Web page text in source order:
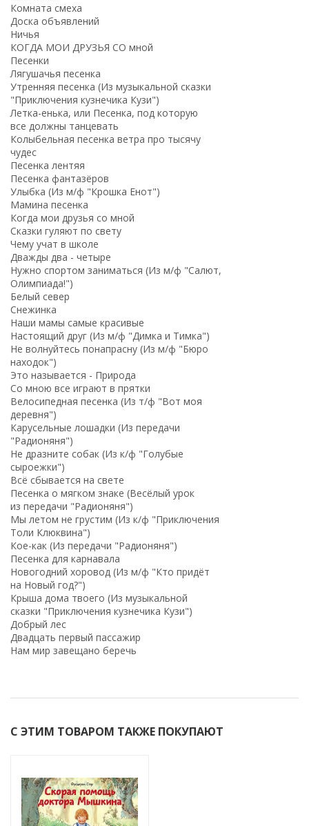
Комната смеха
Доска объявлений
Ничья
КОГДА МОИ ДРУЗЬЯ СО мной
Песенки
Лягушачья песенка
Утренняя песенка (Из музыкальной сказки
"Приключения кузнечика Кузи")
Летка-енька, или Песенка, под которую
все должны танцевать
Колыбельная песенка ветра про тысячу
чудес
Песенка лентяя
Песенка фантазёров
Улыбка (Из м/ф "Крошка Енот")
Мамина песенка
Когда мои друзья со мной
Сказки гуляют по свету
Чему учат в школе
Дважды два - четыре
Нужно спортом заниматься (Из м/ф "Салют,
Олимпиада!")
Белый север
Снежинка
Наши мамы самые красивые
Настоящий друг (Из м/ф "Димка и Тимка")
Не волнуйтесь понапрасну (Из м/ф "Бюро
находок")
Это называется - Природа
Со мною все играют в прятки
Велосипедная песенка (Из т/ф "Вот моя
деревня")
Карусельные лошадки (Из передачи
"Радионяня")
Не дразните собак (Из к/ф "Голубые
сыроежки")
Всё сбывается на свете
Песенка о мягком знаке (Весёлый урок
из передачи "Радионяня")
Мы летом не грустим (Из к/ф "Приключения
Толи Клюквина")
Кое-как (Из передачи "Радионяня")
Песенка для карнавала
Новогодний хоровод (Из м/ф "Кто придёт
на Новый год?")
Крыша дома твоего (Из музыкальной
сказки "Приключения кузнечика Кузи")
Добрый лес
Двадцать первый пассажир
Нам мир завещано беречь
С ЭТИМ ТОВАРОМ ТАКЖЕ ПОКУПАЮТ